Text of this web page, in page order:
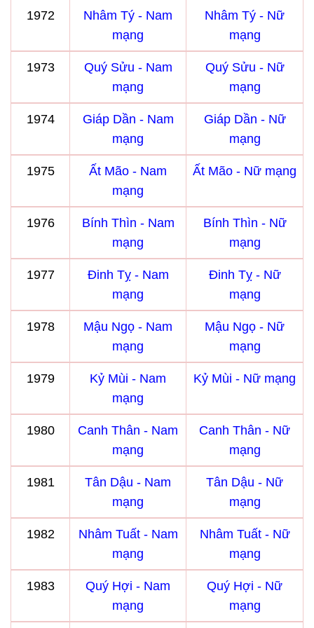
1972
Nhâm Tý - Nam
mạng
Nhâm Tý - Nữ
mạng
1973
Quý Sửu - Nam
mạng
Quý Sửu - Nữ
mạng
1974
Giáp Dần - Nam
mạng
Giáp Dần - Nữ
mạng
1975
Ất Mão - Nam
mạng
Ất Mão - Nữ mạng
1976
Bính Thìn - Nam
mạng
Bính Thìn - Nữ
mạng
1977
Đinh Tỵ - Nam
mạng
Đinh Tỵ - Nữ
mạng
1978
Mậu Ngọ - Nam
mạng
Mậu Ngọ - Nữ
mạng
1979
Kỷ Mùi - Nam
mạng
Kỷ Mùi - Nữ mạng
1980
Canh Thân - Nam
mạng
Canh Thân - Nữ
mạng
1981
Tân Dậu - Nam
mạng
Tân Dậu - Nữ
mạng
1982
Nhâm Tuất - Nam
mạng
Nhâm Tuất - Nữ
mạng
1983
Quý Hợi - Nam
mạng
Quý Hợi - Nữ
mạng